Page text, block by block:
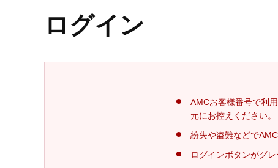
ログイン
AMCお客様番号で利
元にお控えください。
紛失や盗難などで
ログインボタンがグ